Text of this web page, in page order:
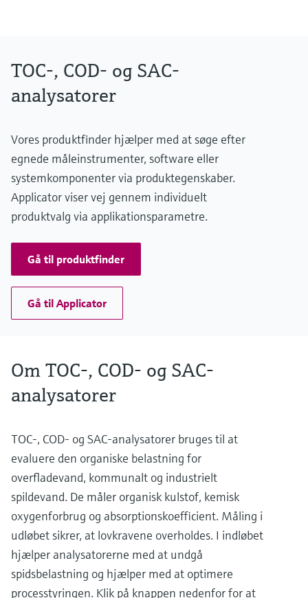
TOC-, COD- og SAC-
analysatorer
Vores produktfinder hjælper med at søge efter
egnede måleinstrumenter, software eller
systemkomponenter via produktegenskaber.
Applicator viser vej gennem individuelt
produktvalg via applikationsparametre.
Gå til produktfinder
Gå til Applicator
Om TOC-, COD- og SAC-
analysatorer
TOC-, COD- og SAC-analysatorer bruges til at
evaluere den organiske belastning for
overfladevand, kommunalt og industrielt
spildevand. De måler organisk kulstof, kemisk
oxygenforbrug og absorptionskoefficient. Måling i
udløbet sikrer, at lovkravene overholdes. I indløbet
hjælper analysatorerne med at undgå
spidsbelastning og hjælper med at optimere
processtyringen. Klik på knappen nedenfor for at